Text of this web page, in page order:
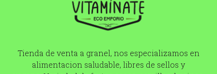
Tienda de venta a granel, nos especializamos en
alimentacion saludable, libres de sellos y